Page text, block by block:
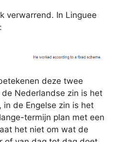
verwarrend. In Linguee
deze twee
Nederlandse zin is het
in de Engelse zin is het
termijn plan met een
het niet om wat de